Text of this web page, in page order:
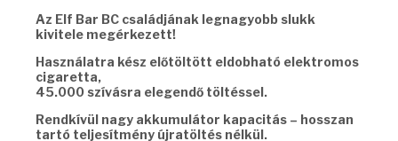
15490 Ft.
11990 Ft.
Az Elf Bar BC családjának legnagyobb slukk
kivitele megérkezett!
Használatra kész előtöltött eldobható elektromos
cigaretta,
45.000 szívásra elegendő töltéssel.
Rendkívül nagy akkumulátor kapacitás – hosszan
tartó teljesítmény újratöltés nélkül.